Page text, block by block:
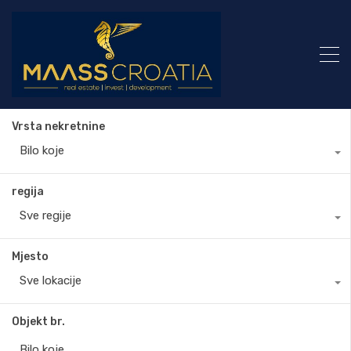
Vrsta nekretnine
Bilo koje
regija
Sve regije
Mjesto
Sve lokacije
Objekt br.